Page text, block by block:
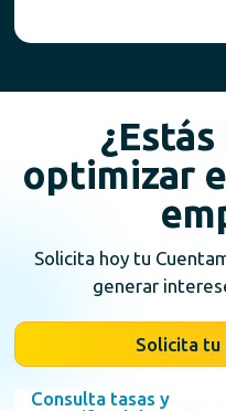
optimizar
Solicita hoy tu
generar
Solicita tu
Consulta tasas y